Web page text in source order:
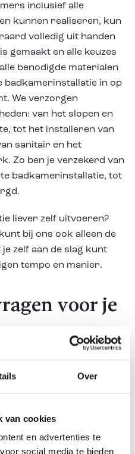
Over
van cookies
en advertenties te
social media te bieden
inclusief alle
kunnen realiseren, kun
volledig uit handen
gemaakt en alle keuzes
benodigde materialen
badkamerinstallatie in op
We verzorgen
van het slopen en
tot het installeren van
sanitair en het
Zo ben je verzekerd van
badkamerinstallatie, tot
liever zelf uitvoeren?
bij ons ook alleen de
zelf aan de slag kunt
tempo en manier.
voor je
bezoeken zonder een
kosteloos?
naar de geplande